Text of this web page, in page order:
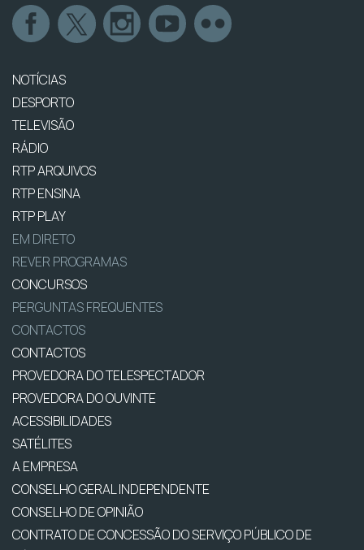
NOTÍCIAS
DESPORTO
TELEVISÃO
RÁDIO
RTP ARQUIVOS
RTP ENSINA
RTP PLAY
EM DIRETO
REVER PROGRAMAS
CONCURSOS
PERGUNTAS FREQUENTES
CONTACTOS
CONTACTOS
PROVEDORA DO TELESPECTADOR
PROVEDORA DO OUVINTE
ACESSIBILIDADES
SATÉLITES
A EMPRESA
CONSELHO GERAL INDEPENDENTE
CONSELHO DE OPINIÃO
CONTRATO DE CONCESSÃO DO SERVIÇO PÚBLICO DE